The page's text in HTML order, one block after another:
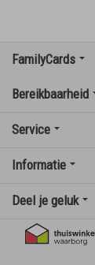
FamilyCards
Bereikbaarheid
Service
Informatie
Deel je geluk